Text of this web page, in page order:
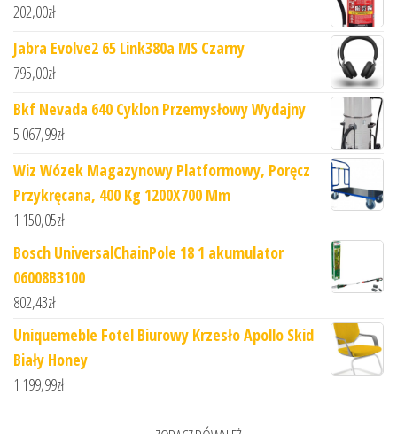
202,00zł
Jabra Evolve2 65 Link380a MS Czarny
795,00zł
Bkf Nevada 640 Cyklon Przemysłowy Wydajny
5 067,99zł
Wiz Wózek Magazynowy Platformowy, Poręcz
Przykręcana, 400 Kg 1200X700 Mm
1 150,05zł
Bosch UniversalChainPole 18 1 akumulator
06008B3100
802,43zł
Uniquemeble Fotel Biurowy Krzesło Apollo Skid
Biały Honey
1 199,99zł